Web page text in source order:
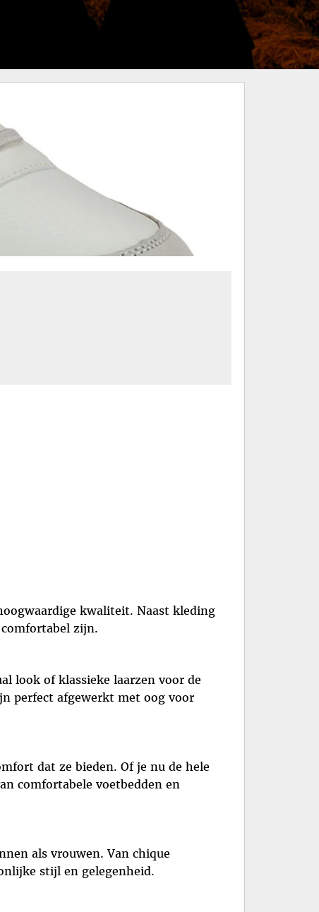
kwaliteit. Naast kleding
zijn.
look of klassieke laarzen voor de
perfect afgewerkt met oog voor
dat ze bieden. Of je nu de hele
comfortabele voetbedden en
als vrouwen. Van chique
stijl en gelegenheid.